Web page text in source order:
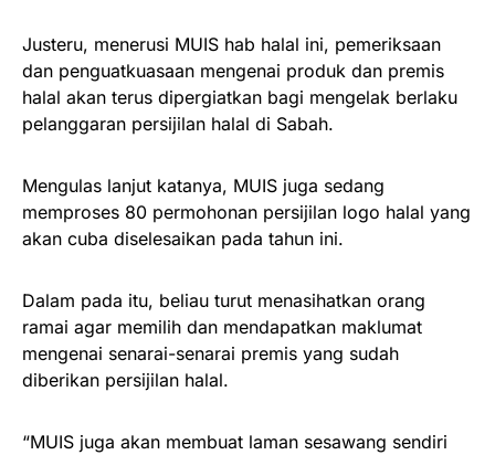
Justeru, menerusi MUIS hab halal ini, pemeriksaan
dan penguatkuasaan mengenai produk dan premis
halal akan terus dipergiatkan bagi mengelak berlaku
pelanggaran persijilan halal di Sabah.
Mengulas lanjut katanya, MUIS juga sedang
memproses 80 permohonan persijilan logo halal yang
akan cuba diselesaikan pada tahun ini.
Dalam pada itu, beliau turut menasihatkan orang
ramai agar memilih dan mendapatkan maklumat
mengenai senarai-senarai premis yang sudah
diberikan persijilan halal.
“MUIS juga akan membuat laman sesawang sendiri